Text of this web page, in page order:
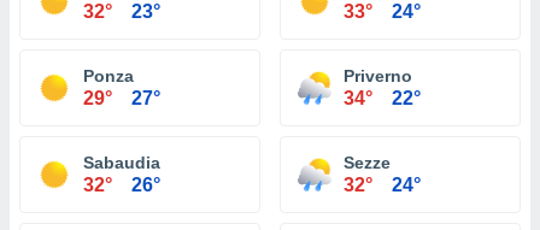
32° 23° 33° 24°
Ponza
29° 27°
Priverno
34° 22°
Sabaudia
32° 26°
Sezze
32° 24°